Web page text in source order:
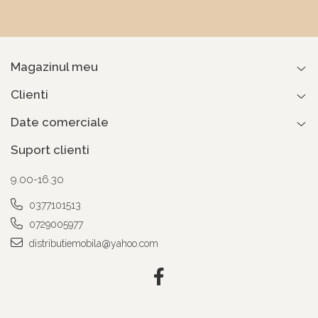
Magazinul meu
Clienti
Date comerciale
Suport clienti
9.00-16.30
0377101513
0729005977
distributiemobila@yahoo.com